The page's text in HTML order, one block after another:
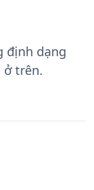
định dạng
ở trên.